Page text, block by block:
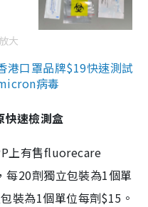
大
港口罩品牌$19快速測試
病毒
速檢測盒
上有售fluorecare
每20劑獨立包裝為1個單
裝為1個單位每劑$15。